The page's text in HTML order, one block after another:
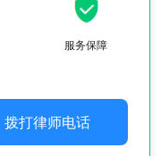
服务保障
拨打律师电话